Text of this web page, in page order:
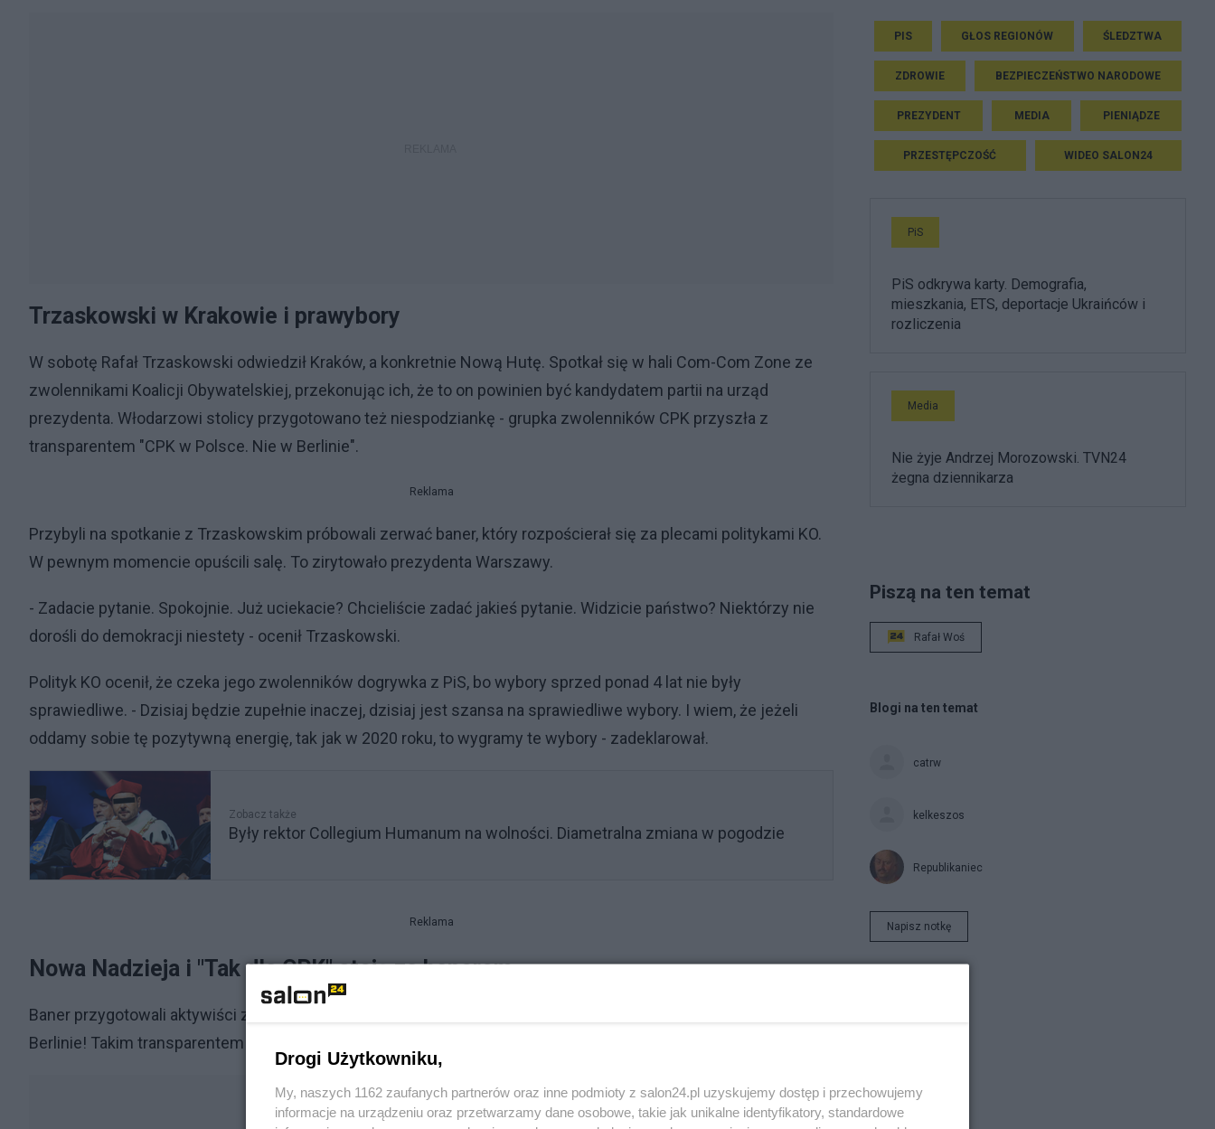
Trzaskowski w Krakowie i prawybory
W sobotę Rafał Trzaskowski odwiedził Kraków, a konkretnie Nową Hutę. Spotkał się w hali Com-Com Zone ze
zwolennikami Koalicji Obywatelskiej, przekonując ich, że to on powinien być kandydatem partii na urząd
prezydenta. Włodarzowi stolicy przygotowano też niespodziankę - grupka zwolenników CPK przyszła z
transparentem "CPK w Polsce. Nie w Berlinie".
Reklama
Przybyli na spotkanie z Trzaskowskim próbowali zerwać baner, który rozpościerał się za plecami politykami KO.
W pewnym momencie opuścili salę. To zirytowało prezydenta Warszawy.
- Zadacie pytanie. Spokojnie. Już uciekacie? Chcieliście zadać jakieś pytanie. Widzicie państwo? Niektórzy nie
dorośli do demokracji niestety - ocenił Trzaskowski.
Polityk KO ocenił, że czeka jego zwolenników dogrywka z PiS, bo wybory sprzed ponad 4 lat nie były
sprawiedliwe. - Dzisiaj będzie zupełnie inaczej, dzisiaj jest szansa na sprawiedliwe wybory. I wiem, że jeżeli
oddamy sobie tę pozytywną energię, tak jak w 2020 roku, to wygramy te wybory - zadeklarował.
Zobacz także
Były rektor Collegium Humanum na wolności. Diametralna zmiana w pogodzie
Reklama
Nowa Nadzieja i "Tak dla CPK" stoją za banerem
Baner przygotowali aktywiści związani z Konfederacją. Pochwalili się tym na portalu X. - CPK w Polsce, nie w
Berlinie! Takim transparentem "przywitaliśmy" Trzaskowskiego w Krakowie - czytamy na profilu Nowej Nadziei.
PIS GŁOS REGIONÓW ŚLEDZTWA
ZDROWIE BEZPIECZEŃSTWO NARODOWE
PREZYDENT MEDIA PIENIĄDZE
PRZESTĘPCZOŚĆ WIDEO SALON24
PiS
PiS odkrywa karty. Demografia,
mieszkania, ETS, deportacje Ukraińców i
rozliczenia
Media
Nie żyje Andrzej Morozowski. TVN24
żegna dziennikarza
Piszą na ten temat
Rafał Woś
Blogi na ten temat
catrw
kelkeszos
Republikaniec
Napisz notkę
Drogi Użytkowniku,
My, naszych 1162 zaufanych partnerów oraz inne podmioty z salon24.pl uzyskujemy dostęp i przechowujemy
informacje na urządzeniu oraz przetwarzamy dane osobowe, takie jak unikalne identyfikatory, standardowe